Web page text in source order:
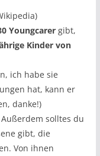
Youngcarer gibt,
Kinder von
ich habe sie
hat, kann er
danke!)
Außerdem solltes du
gibt, die
Von ihnen